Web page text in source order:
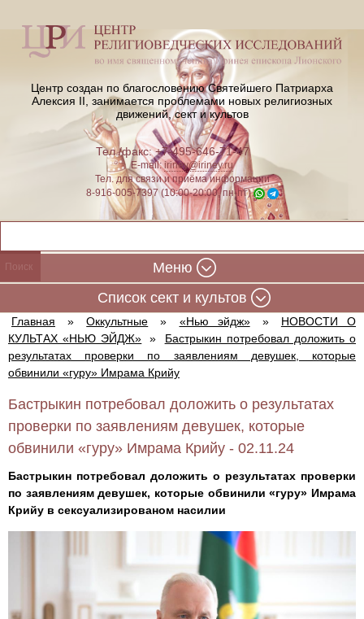
Центр создан по благословению Святейшего Патриарха
Алексия II, занимается проблемами новых религиозных
движений, сект и культов
Тел./факс: +7-495-646-71-47
E-mail:iriney@iriney.ru
Тел. для связи и приёма информации
8-916-005-7397 (10:00-20:00, пн-пт)
Меню
Cписок сект и культов
Главная » Оккультные » «Нью эйдж» »
НОВОСТИ О
КУЛЬТАХ «НЬЮ ЭЙДЖ»
»
Бастрыкин потребовал доложить о
результатах проверки по заявлениям девушек, которые
обвинили «гуру» Имрама Крийу
Бастрыкин потребовал доложить о результатах
проверки по заявлениям девушек, которые
обвинили «гуру» Имрама Крийу - 02.11.24
Бастрыкин потребовал доложить о результатах проверки
по заявлениям девушек, которые обвинили «гуру» Имрама
Крийу в сексуализированом насилии